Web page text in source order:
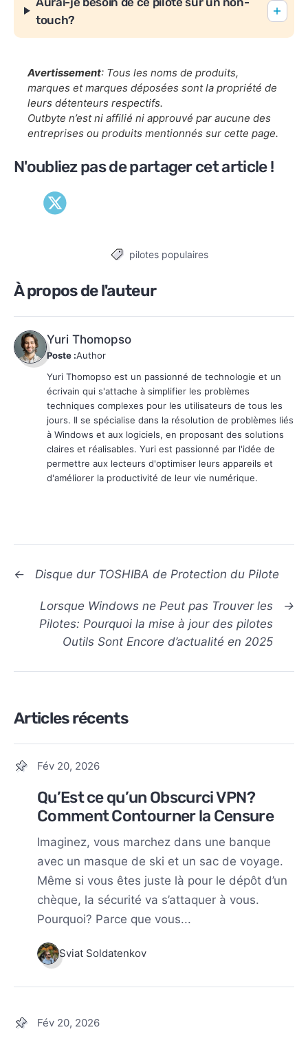
touch?
Avertissement: Tous les noms de produits,
marques et marques déposées sont la propriété de
leurs détenteurs respectifs.
Outbyte n’est ni affilié ni approuvé par aucune des
entreprises ou produits mentionnés sur cette page.
N'oubliez pas de partager cet article !
Tagspilotes populaires
À propos de l'auteur
Yuri Thomopso
Poste :Author
Yuri Thomopso est un passionné de technologie et un
écrivain qui s'attache à simplifier les problèmes
techniques complexes pour les utilisateurs de tous les
jours. Il se spécialise dans la résolution de problèmes liés
à Windows et aux logiciels, en proposant des solutions
claires et réalisables. Yuri est passionné par l'idée de
permettre aux lecteurs d'optimiser leurs appareils et
d'améliorer la productivité de leur vie numérique.
← Disque dur TOSHIBA de Protection du Pilote
→
Lorsque Windows ne Peut pas Trouver les
Pilotes: Pourquoi la mise à jour des pilotes
Outils Sont Encore d’actualité en 2025
Articles récents
Fév 20, 2026
Qu’Est ce qu’un Obscurci VPN?
Comment Contourner la Censure
Imaginez, vous marchez dans une banque
avec un masque de ski et un sac de voyage.
Même si vous êtes juste là pour le dépôt d’un
chèque, la sécurité va s’attaquer à vous.
Pourquoi? Parce que vous...
Sviat Soldatenkov
Fév 20, 2026